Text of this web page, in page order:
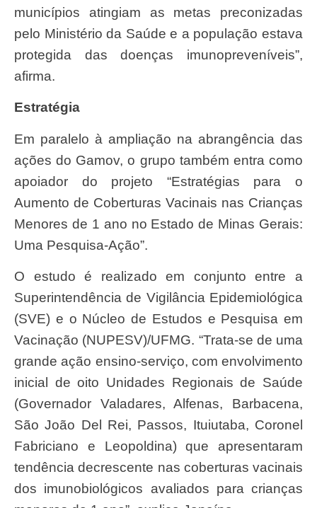
municípios atingiam as metas preconizadas
pelo Ministério da Saúde e a população estava
protegida das doenças imunopreveníveis”,
afirma.
Estratégia
Em paralelo à ampliação na abrangência das
ações do Gamov, o grupo também entra como
apoiador do projeto “Estratégias para o
Aumento de Coberturas Vacinais nas Crianças
Menores de 1 ano no Estado de Minas Gerais:
Uma Pesquisa-Ação”.
O estudo é realizado em conjunto entre a
Superintendência de Vigilância Epidemiológica
(SVE) e o Núcleo de Estudos e Pesquisa em
Vacinação (NUPESV)/UFMG. “Trata-se de uma
grande ação ensino-serviço, com envolvimento
inicial de oito Unidades Regionais de Saúde
(Governador Valadares, Alfenas, Barbacena,
São João Del Rei, Passos, Ituiutaba, Coronel
Fabriciano e Leopoldina) que apresentaram
tendência decrescente nas coberturas vacinais
dos imunobiológicos avaliados para crianças